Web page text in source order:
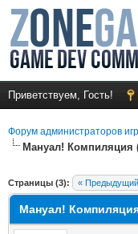
Приветствуем, Гость!
Форум администраторов
Мануал! Компиляция
Страницы (3): « Предыдущий
Мануал!